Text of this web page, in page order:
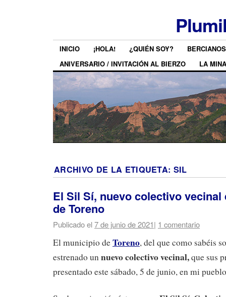
INICIO ¡HOLA! ¿QUIÉN SOY?
ANIVERSARIO / INVITACIÓN AL BIERZO
LA MINA
ARCHIVO DE LA ETIQUETA: SIL
El Sil Sí, nuevo colectivo
de Toreno
Publicado el7 de junio de 2021| 1 comentario
El municipio deToreno, del que como sabéis
estrenado unnuevo colectivo vecinal,que sus
presentado este sábado, 5 de junio, en mi